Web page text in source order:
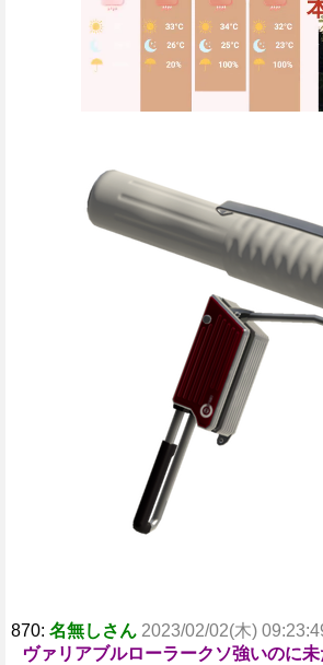
870: 名無しさん 2023/02/02(木)
ヴァリアブルローラークソ強いのに